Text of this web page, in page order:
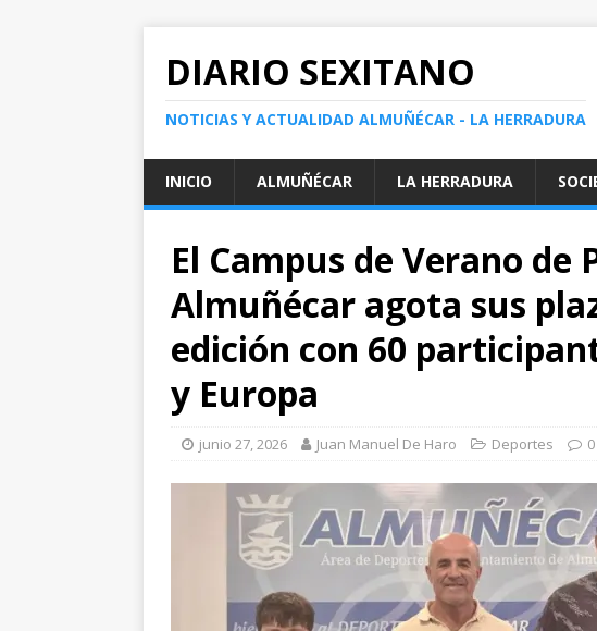
DIARIO SEXITANO
NOTICIAS Y ACTUALIDAD ALMUÑÉCAR - LA HERRADURA
INICIO ALMUÑÉCAR LA HERRADURA
El Campus de Verano de
Almuñécar agota sus
edición con 60
y Europa
junio 27, 2026 Juan Manuel De Haro Deportes 0